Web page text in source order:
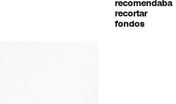
recomendaba
recortar
fondos